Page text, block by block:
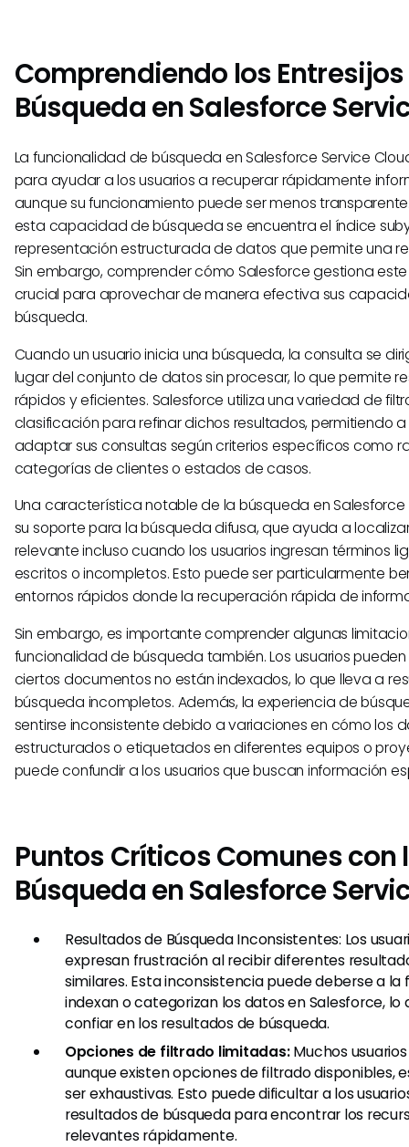
Comprendiendo los
Búsqueda en Salesforce
La funcionalidad de búsqueda en Salesforce Service
para ayudar a los usuarios a recuperar rápidamente
aunque su funcionamiento puede ser menos
esta capacidad de búsqueda se encuentra el índice
representación estructurada de datos que permite una
Sin embargo, comprender cómo Salesforce gestiona
crucial para aprovechar de manera efectiva sus
búsqueda.
Cuando un usuario inicia una búsqueda, la consulta se
lugar del conjunto de datos sin procesar, lo que permite
rápidos y eficientes. Salesforce utiliza una variedad de
clasificación para refinar dichos resultados, permitiendo
adaptar sus consultas según criterios específicos como
categorías de clientes o estados de casos.
Una característica notable de la búsqueda en Salesforce
su soporte para la búsqueda difusa, que ayuda a
relevante incluso cuando los usuarios ingresan términos
escritos o incompletos. Esto puede ser particularmente
entornos rápidos donde la recuperación rápida de
Sin embargo, es importante comprender algunas
funcionalidad de búsqueda también. Los usuarios
ciertos documentos no están indexados, lo que lleva a
búsqueda incompletos. Además, la experiencia de
sentirse inconsistente debido a variaciones en cómo los
estructurados o etiquetados en diferentes equipos o
puede confundir a los usuarios que buscan información
Puntos Críticos Comunes con
Búsqueda en Salesforce
Resultados de Búsqueda Inconsistentes: Los
expresan frustración al recibir diferentes
similares. Esta inconsistencia puede deberse a la
indexan o categorizan los datos en Salesforce, lo
confiar en los resultados de búsqueda.
Opciones de filtrado limitadas:Muchos
aunque existen opciones de filtrado disponibles,
ser exhaustivas. Esto puede dificultar a los
resultados de búsqueda para encontrar los
relevantes rápidamente.